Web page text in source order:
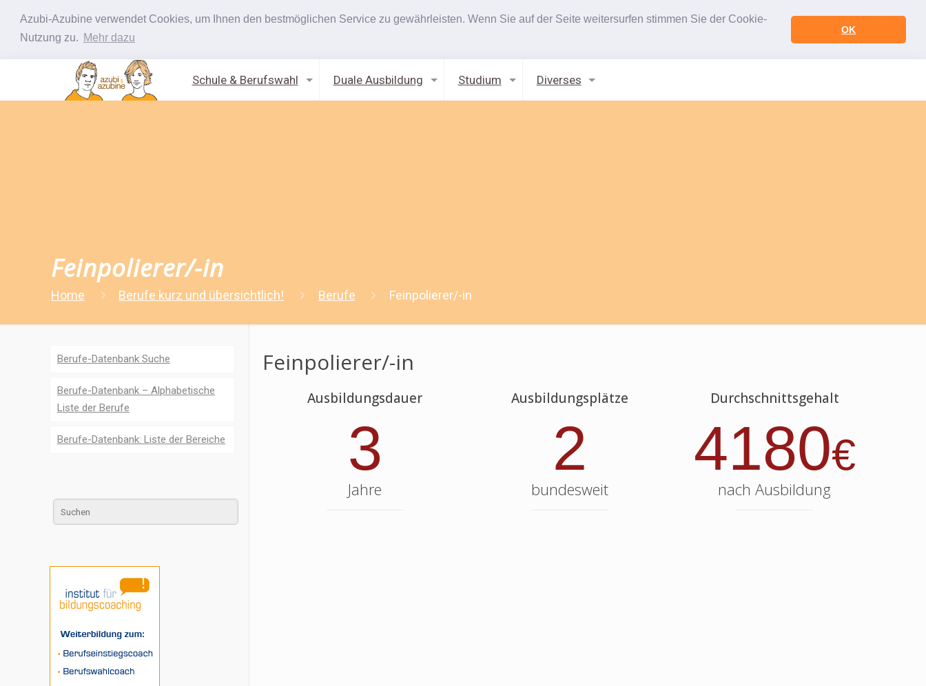
Azubi-Azubine verwendet Cookies, um Ihnen den bestmöglichen Service zu gewährleisten. Wenn Sie auf der Seite weitersurfen stimmen Sie der Cookie-
Nutzung zu. Mehr dazu
OK
Schule & Berufswahl Duale Ausbildung Studium Diverses
Feinpolierer/-in
Home Berufe kurz und übersichtlich! Berufe Feinpolierer/-in
Feinpolierer/-in
Ausbildungsdauer
3
Jahre
Ausbildungsplätze
2
bundesweit
Durchschnittsgehalt
4180€
nach Ausbildung
Berufe-Datenbank Suche
Berufe-Datenbank – Alphabetische
Liste der Berufe
Berufe-Datenbank: Liste der Bereiche